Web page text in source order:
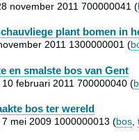
november 2011 700000041 (
plant bomen in
2011 1300000001 (
en smalste bos van Gent
februari 2011 700000040 (
bos ter wereld
mei 2009 1000000013 (bos